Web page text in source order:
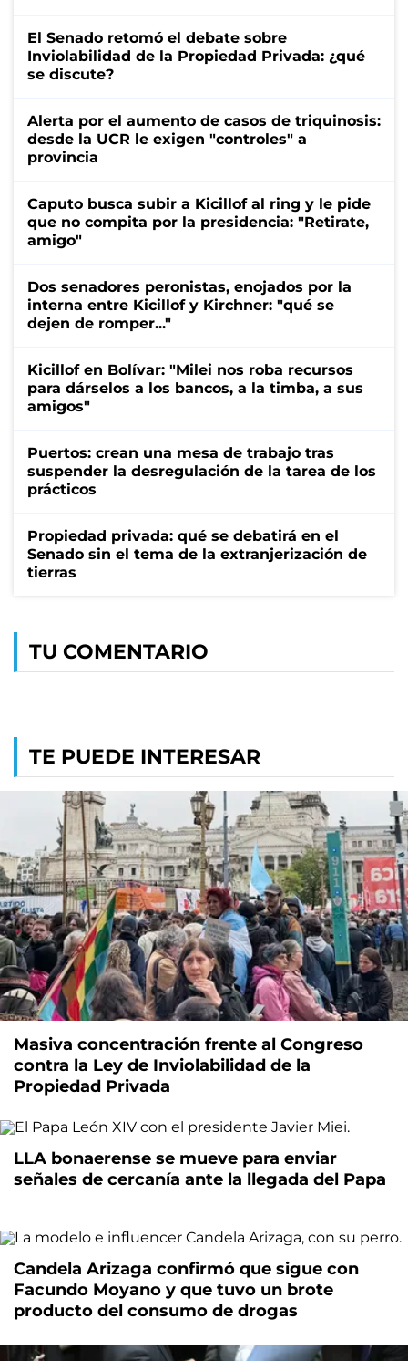
El Senado retomó el debate sobre
Inviolabilidad de la Propiedad Privada: ¿qué
se discute?
Alerta por el aumento de casos de triquinosis:
desde la UCR le exigen "controles" a
provincia
Caputo busca subir a Kicillof al ring y le pide
que no compita por la presidencia: "Retirate,
amigo"
Dos senadores peronistas, enojados por la
interna entre Kicillof y Kirchner: "qué se
dejen de romper..."
Kicillof en Bolívar: "Milei nos roba recursos
para dárselos a los bancos, a la timba, a sus
amigos"
Puertos: crean una mesa de trabajo tras
suspender la desregulación de la tarea de los
prácticos
Propiedad privada: qué se debatirá en el
Senado sin el tema de la extranjerización de
tierras
TU COMENTARIO
TE PUEDE INTERESAR
Masiva concentración frente al Congreso
contra la Ley de Inviolabilidad de la
Propiedad Privada
LLA bonaerense se mueve para enviar
señales de cercanía ante la llegada del Papa
Candela Arizaga confirmó que sigue con
Facundo Moyano y que tuvo un brote
producto del consumo de drogas